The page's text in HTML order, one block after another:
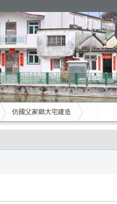
仿國父家鄉大宅建造